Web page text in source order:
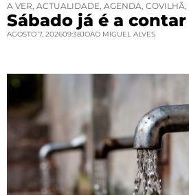
A VER, ACTUALIDADE, AGENDA, COVILHÃ,
Sábado já é a contar
AGOSTO 7, 202609:38JOAO MIGUEL ALVES